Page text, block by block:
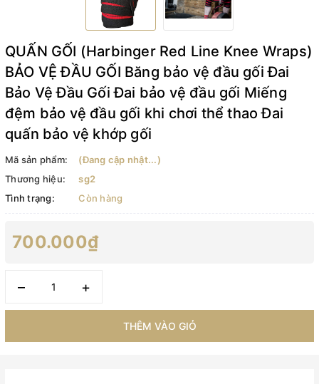
QUẤN GỐI (Harbinger Red Line Knee Wraps)
BẢO VỆ ĐẦU GỐI Băng bảo vệ đầu gối Đai
Bảo Vệ Đầu Gối Đai bảo vệ đầu gối Miếng
đệm bảo vệ đầu gối khi chơi thể thao Đai
quấn bảo vệ khớp gối
Mã sản phẩm:
(Đang cập nhật...)
Thương hiệu:
sg2
Tình trạng:
Còn hàng
700.000₫
– +
THÊM VÀO GIỎ